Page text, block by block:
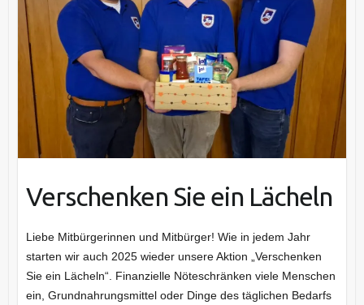
Verschenken Sie ein Lächeln
Liebe Mitbürgerinnen und Mitbürger! Wie in jedem Jahr
starten wir auch 2025 wieder unsere Aktion „Verschenken
Sie ein Lächeln“. Finanzielle Nöteschränken viele Menschen
ein, Grundnahrungsmittel oder Dinge des täglichen Bedarfs